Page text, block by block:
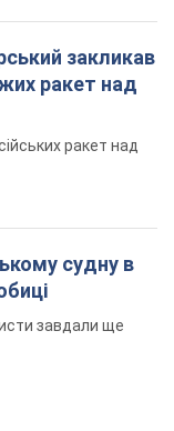
закликав
ракет над
ракет над
судну в
завдали ще